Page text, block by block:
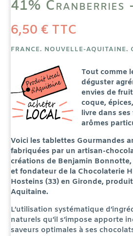
41% Cranberries
6,50 € TTC
FRANCE. NOUVELLE-AQUITAINE.
Tout comme
déguster
envies de
coque,
livre dans ses
arômes
Voici les tablettes Gourmandes
fabriquées par un artisan-
créations de Benjamin
et fondateur de la Chocolaterie
Hosteins (33) en Gironde,
Aquitaine.
L’utilisation systématique
naturels qu’il s’impose apporte
saveurs optimales à ses